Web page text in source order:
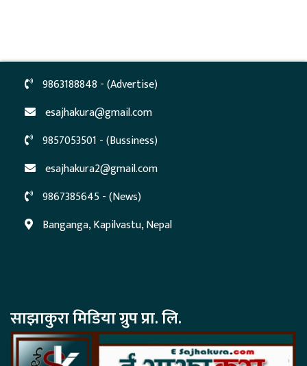
9863188848 - (Advertise)
esajhakura@gmail.com
9857053501 - (Bussiness)
esajhakura2@gmail.com
9867385645 - (News)
Banganga, Kapilvastu, Nepal
साझाकुरा मिडिया ग्रुप प्रा. लि.